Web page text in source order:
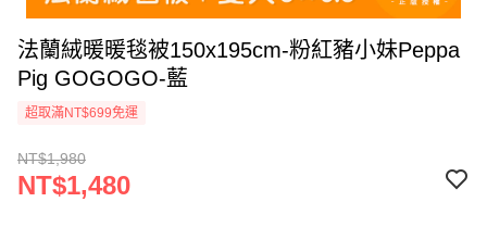
法蘭絨暖暖毯被150x195cm-粉紅豬小妹Peppa
Pig GOGOGO-藍
超取滿NT$699免運
NT$1,980
NT$1,480